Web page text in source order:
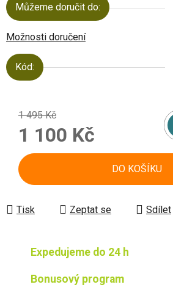
Můžeme doručit do:
Možnosti doručení
Kód:
1 495 Kč
1 100 Kč
Měrná cena:
DO KOŠÍKU
Tisk Zeptat se Sdílet
Expedujeme do 24 h
Bonusový program